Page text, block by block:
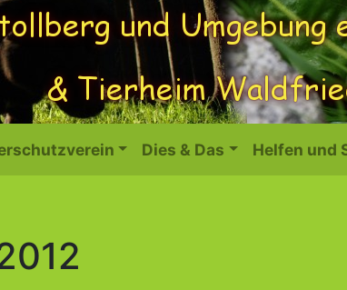
Dies & Das Helfen und